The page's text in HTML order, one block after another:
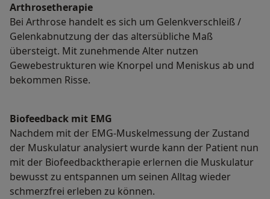
Arthrosetherapie
Bei Arthrose handelt es sich um Gelenkverschleiß /
Gelenkabnutzung der das altersübliche Maß
übersteigt. Mit zunehmende Alter nutzen
Gewebestrukturen wie Knorpel und Meniskus ab und
bekommen Risse.
Biofeedback mit EMG
Nachdem mit der EMG-Muskelmessung der Zustand
der Muskulatur analysiert wurde kann der Patient nun
mit der Biofeedbacktherapie erlernen die Muskulatur
bewusst zu entspannen um seinen Alltag wieder
schmerzfrei erleben zu können.